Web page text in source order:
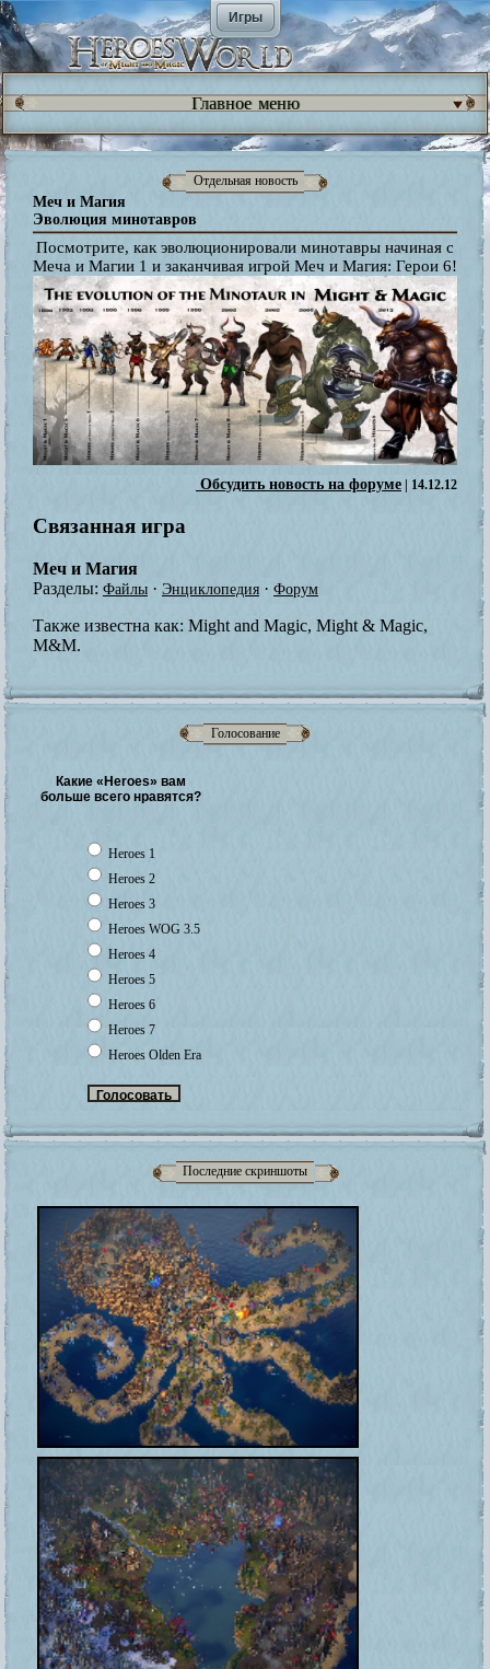
Игры
Голосование
Какие «Heroes» вам
больше всего нравятся?
Heroes 1
Heroes 2
Heroes 3
Heroes WOG 3.5
Heroes 4
Heroes 5
Heroes 6
Heroes 7
Heroes Olden Era
Последние скриншоты
Главное меню
Отдельная новость
Меч и Магия
Эволюция минотавров
Посмотрите, как эволюционировали минотавры начиная с
Меча и Магии 1 и заканчивая игрой Меч и Магия: Герои 6!
Обсудить новость на форуме | 14.12.12
Связанная игра
Меч и Магия
Разделы: Файлы · Энциклопедия · Форум
Также известна как: Might and Magic, Might & Magic,
M&M.